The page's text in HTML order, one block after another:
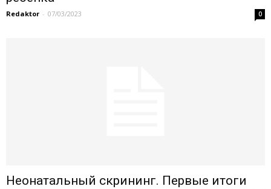
Redaktor - 07/03/2023 0
Неонатальный скрининг. Первые итоги